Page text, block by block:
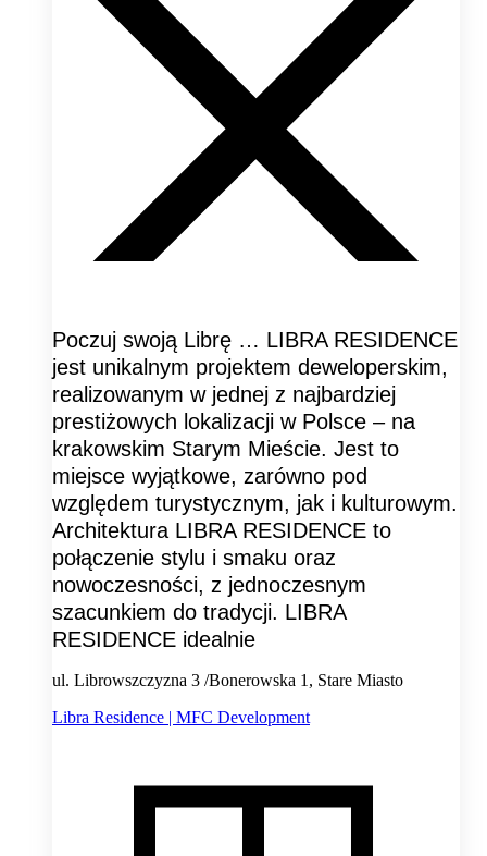
Poczuj swoją Librę … LIBRA RESIDENCE
jest unikalnym projektem deweloperskim,
realizowanym w jednej z najbardziej
prestiżowych lokalizacji w Polsce – na
krakowskim Starym Mieście. Jest to
miejsce wyjątkowe, zarówno pod
względem turystycznym, jak i kulturowym.
Architektura LIBRA RESIDENCE to
połączenie stylu i smaku oraz
nowoczesności, z jednoczesnym
szacunkiem do tradycji. LIBRA
RESIDENCE idealnie
ul. Librowszczyzna 3 /Bonerowska 1, Stare Miasto
Libra Residence | MFC Development